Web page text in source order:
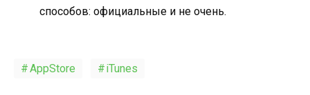
способов: официальные и не очень.
AppStore iTunes